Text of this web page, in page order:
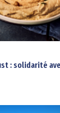
: solidarité